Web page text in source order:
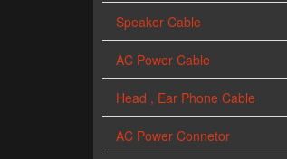
Speaker Cable
AC Power Cable
Head , Ear Phone Cable
AC Power Connetor